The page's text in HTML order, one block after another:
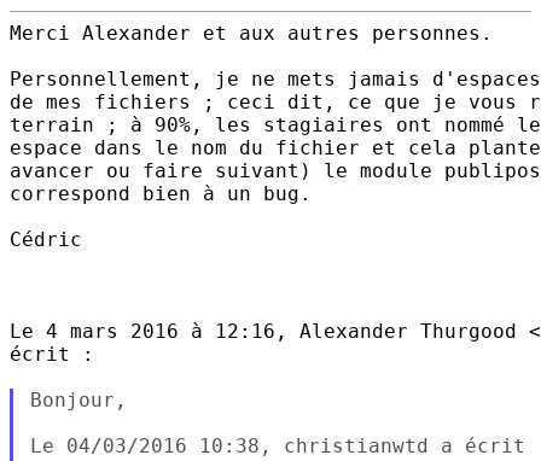
Merci Alexander et aux autres personnes.
Personnellement, je ne mets jamais
de mes fichiers ; ceci dit, ce que je vous
terrain ; à 90%, les stagiaires ont nommé
espace dans le nom du fichier et cela
avancer ou faire suivant) le module
correspond bien à un bug.
Cédric
Le 4 mars 2016 à 12:16, Alexander Thurgood
écrit :
Bonjour,
Le 04/03/2016 10:38, christianwtd a écrit